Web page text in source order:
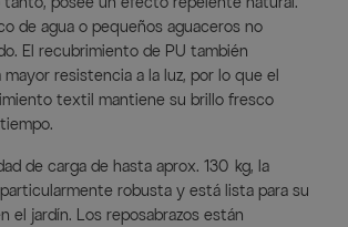
de agua o pequeños aguaceros no
El recubrimiento de PU también
resistencia a la luz, por lo que el
textil mantiene su brillo fresco
de carga de hasta aprox. 130 kg, la
robusta y está lista para su
el jardín. Los reposabrazos están